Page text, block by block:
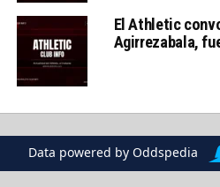
El Athletic
Agirrezabala,
Data powered by Oddspedia